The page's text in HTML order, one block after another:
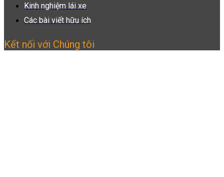
Kinh nghiệm lái xe
Các bài viết hữu ích
Kết nối với Chúng tôi